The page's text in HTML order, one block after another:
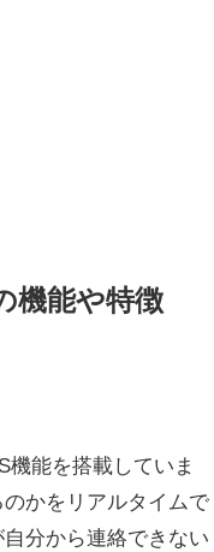
機能や特徴
機能を搭載していま
かをリアルタイムで
分から連絡できない